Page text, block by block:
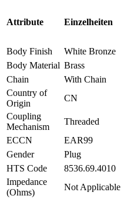
Attribute Einzelheiten
Body Finish
White Bronze
Body Material Brass
Chain
With Chain
Country of
Origin
CN
Coupling
Mechanism
Threaded
ECCN
EAR99
Gender
Plug
HTS Code
8536.69.4010
Impedance
(Ohms)
Not Applicable